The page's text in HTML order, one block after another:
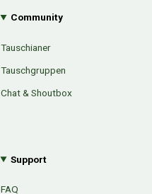
Community
Tauschianer
Tauschgruppen
Chat & Shoutbox
Support
FAQ